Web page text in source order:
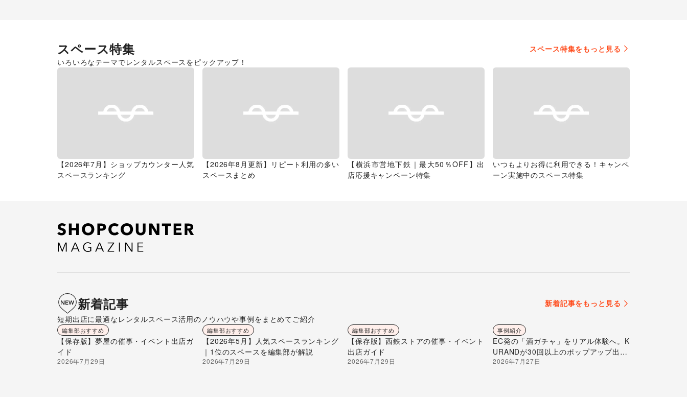
スペース特集
スペース特集をもっと見る
いろいろなテーマでレンタルスペースをピックアップ！
【2026年7月】ショップカウンター人気
スペースランキング
【2026年8月更新】リピート利用の多い
スペースまとめ
【横浜市営地下鉄｜最大50％OFF】出
店応援キャンペーン特集
いつもよりお得に利用できる！キャンペ
ーン実施中のスペース特集
新着記事
新着記事をもっと見る
短期出店に最適なレンタルスペース活用のノウハウや事例をまとめてご紹介
編集部おすすめ
【保存版】夢屋の催事・イベント出店ガ
イド
2026年7月29日
編集部おすすめ
【2026年5月】人気スペースランキング
｜1位のスペースを編集部が解説
2026年7月29日
編集部おすすめ
【保存版】西鉄ストアの催事・イベント
出店ガイド
2026年7月29日
事例紹介
EC発の「酒ガチャ」をリアル体験へ。K
URANDが30回以上のポップアップ出店
で届ける“新しいお酒との出会い”
2026年7月27日